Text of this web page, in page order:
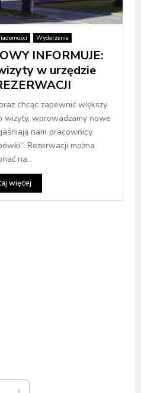
Wydarzenia
INFORMUJE:
w urzędzie
chcąc zapewnić większy
wizyty, wprowadzamy nowe
nam pracownicy
Rezerwacji można
na...
więcej